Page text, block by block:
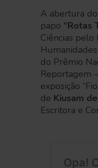
A abertura
papo “Rotas
Ciências pelo
do Prêmio
Reportagem
exposição
de Kiusam
Escritora e